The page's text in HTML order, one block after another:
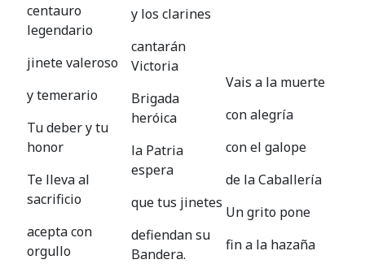
centauro
legendario
jinete valeroso
y temerario
Tu deber y tu
honor
Te lleva al
sacrificio
acepta con
orgullo
y los clarines
cantarán
Victoria
Brigada
heróica
la Patria
espera
que tus jinetes
defiendan su
Bandera.
Vais a la muerte
con alegría
con el galope
de la Caballería
Un grito pone
fin a la hazaña